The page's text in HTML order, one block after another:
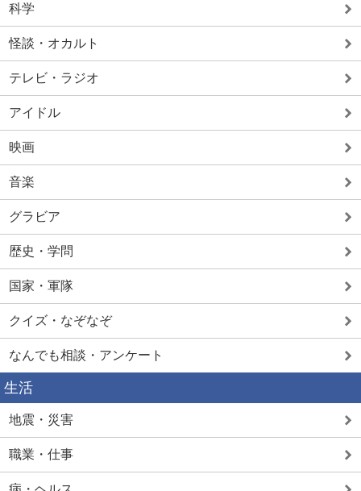
科学
怪談・オカルト
テレビ・ラジオ
アイドル
映画
音楽
グラビア
歴史・学問
国家・軍隊
クイズ・なぞなぞ
なんでも相談・アンケート
生活
地震・災害
職業・仕事